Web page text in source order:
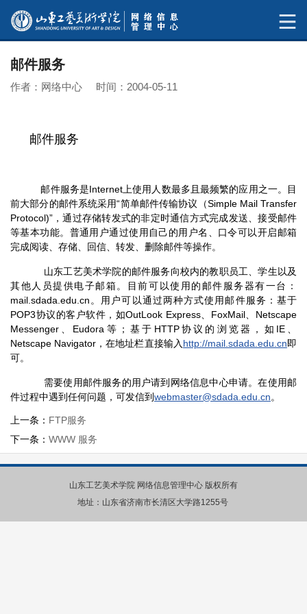
邮件服务
作者：网络中心 时间：2004-05-11
邮件服务
邮件服务是Internet上使用人数最多且最频繁的应用之一。目
前大部分的邮件系统采用“简单邮件传输协议（Simple Mail Transfer
Protocol)”，通过存储转发式的非定时通信方式完成发送、接受邮件
等基本功能。普通用户通过使用自己的用户名、口令可以开启邮箱
完成阅读、存储、回信、转发、删除邮件等操作。
山东工艺美术学院的邮件服务向校内的教职员工、学生以及
其他人员提供电子邮箱。目前可以使用的邮件服务器有一台：
mail.sdada.edu.cn。用户可以通过两种方式使用邮件服务：基于
POP3协议的客户软件，如OutLook Express、FoxMail、Netscape
Messenger、Eudora等；基于HTTP协议的浏览器，如IE、
Netscape Navigator，在地址栏直接输入 http://mail.sdada.edu.cn即
可。
需要使用邮件服务的用户请到网络信息中心申请。在使用邮
件过程中遇到任何问题，可发信到webmaster@sdada.edu.cn。
上一条： FTP服务
下一条： WWW 服务
山东工艺美术学院 网络信息管理中心 版权所有
地址：山东省济南市长清区大学路1255号